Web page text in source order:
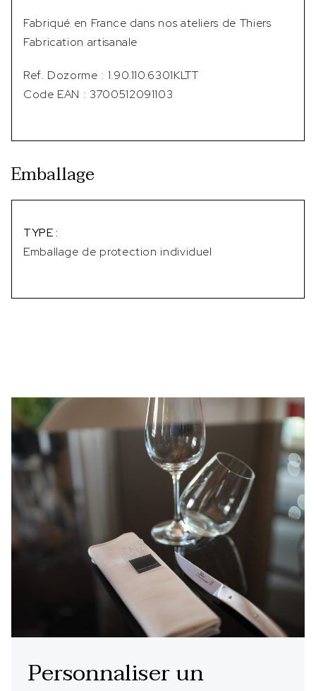
Fabriqué en France dans nos ateliers de Thiers
Fabrication artisanale
Ref. Dozorme : 1.90.110.6301KLTT
Code EAN : 3700512091103
Emballage
TYPE :
Emballage de protection individuel
Personnaliser un